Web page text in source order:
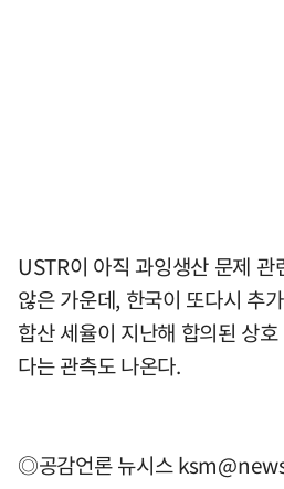
USTR이 아직 과잉생산 문제 관
않은 가운데, 한국이 또다시 추
합산 세율이 지난해 합의된 상
다는 관측도 나온다.
◎공감언론 뉴시스